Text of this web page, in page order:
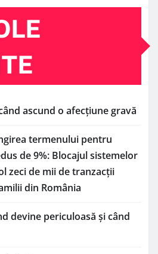
ascund o afecțiune gravă
termenului pentru
de 9%: Blocajul sistemelor
zeci de mii de tranzacții
din România
devine periculoasă și când